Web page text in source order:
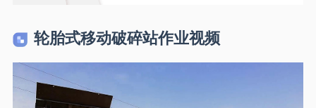
轮胎式移动破碎站作业视频